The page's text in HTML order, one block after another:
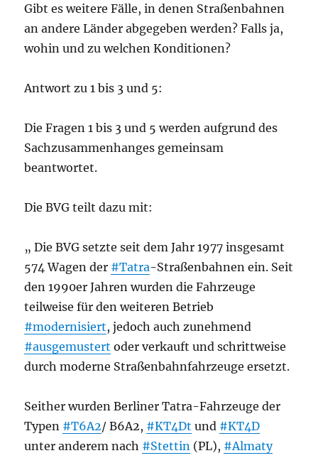
Gibt es weitere Fälle, in denen Straßenbahnen
an andere Länder abgegeben werden? Falls ja,
wohin und zu welchen Konditionen?
Antwort zu 1 bis 3 und 5:
Die Fragen 1 bis 3 und 5 werden aufgrund des
Sachzusammenhanges gemeinsam
beantwortet.
Die BVG teilt dazu mit:
„ Die BVG setzte seit dem Jahr 1977 insgesamt
574 Wagen der #Tatra-Straßenbahnen ein. Seit
den 1990er Jahren wurden die Fahrzeuge
teilweise für den weiteren Betrieb
#modernisiert, jedoch auch zunehmend
#ausgemustert oder verkauft und schrittweise
durch moderne Straßenbahnfahrzeuge ersetzt.
Seither wurden Berliner Tatra-Fahrzeuge der
Typen #T6A2/ B6A2, #KT4Dt und #KT4D
unter anderem nach #Stettin (PL), #Almaty